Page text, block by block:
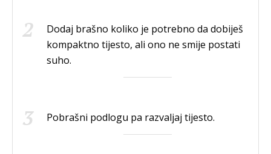
Dodaj brašno koliko je potrebno da dobiješ
kompaktno tijesto, ali ono ne smije postati
suho.
Pobrašni podlogu pa razvaljaj tijesto.